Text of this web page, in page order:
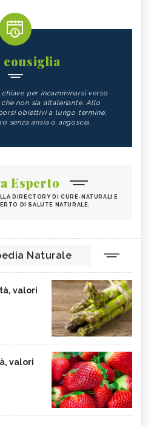
consiglia
chiave per incamminarsi verso
non sia altalenante. Allo
obiettivi a lungo termine,
senza ansia o angoscia.
Esperto
DIRECTORY DI CURE-NATURALI E
DI SALUTE NATURALE.
Naturale
valori
valori